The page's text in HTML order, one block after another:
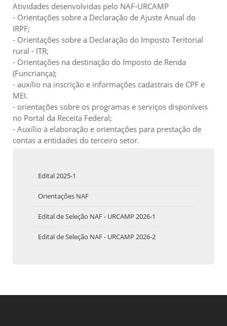
Atividades desenvolvidas pelo NAF-URCAMP
- Orientações sobre a Declaração de Ajuste Anual do
IRPF;
- Orientações sobre a Declaração do Imposto Teritorial
rural - ITR;
- Orientações na destinação do Imposto de Renda
(Funcriança);
- auxílio na inscrição e informações cadastrais de CPF e
MEI.
- orientações sobre os programas e serviços disponíveis
no Portal da Receita Federal;
- Auxílio à elaboração e orientações para prestação de
contas a entidades do terceiro setor.
Edital 2025-1
Orientações NAF
Edital de Seleção NAF - URCAMP 2026-1
Edital de Seleção NAF - URCAMP 2026-2